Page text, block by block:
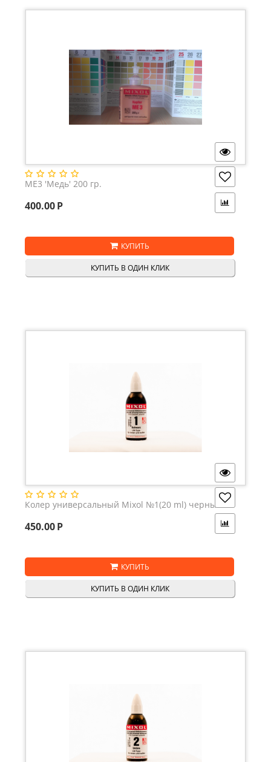
ME3 'Медь' 200 гр.
400.00Р
КУПИТЬ
КУПИТЬ В ОДИН КЛИК
Колер универсальный Mixol №1(20 ml) черный
450.00Р
КУПИТЬ
КУПИТЬ В ОДИН КЛИК